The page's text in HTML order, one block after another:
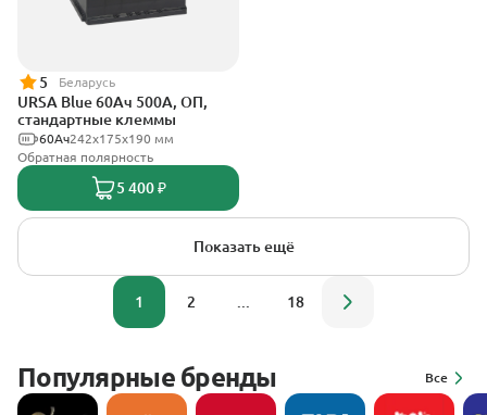
5 Беларусь
URSA Blue 60Ач 500А, ОП,
стандартные клеммы
242х175х190 мм
60Ач
Обратная полярность
5 400 ₽
Показать ещё
1 2 18
Популярные бренды Все